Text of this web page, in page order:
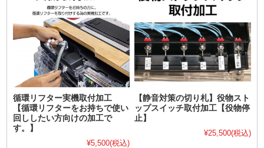
循環リフター実機取付加工
【循環リフターをお持ちで使い
回ししたい方向けの加工で
す。】
¥5,500(税込)
【静音対策の切り札】役物スト
ップスイッチ取付加工【役物停
止】
¥25,500(税込)